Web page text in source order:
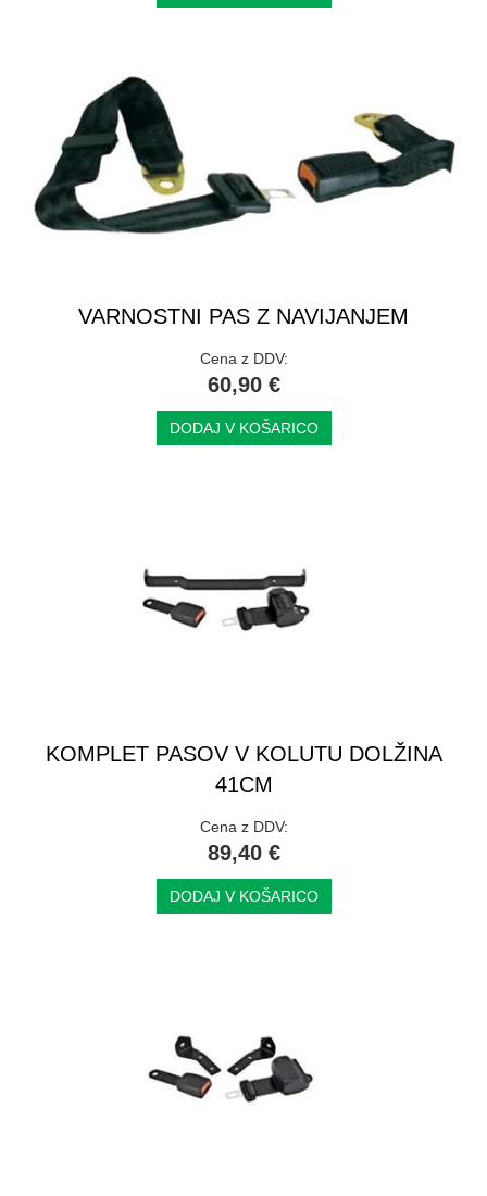
VARNOSTNI PAS Z NAVIJANJEM
Cena z DDV:
60,90 €
DODAJ V KOŠARICO
KOMPLET PASOV V KOLUTU DOLŽINA
41CM
Cena z DDV:
89,40 €
DODAJ V KOŠARICO